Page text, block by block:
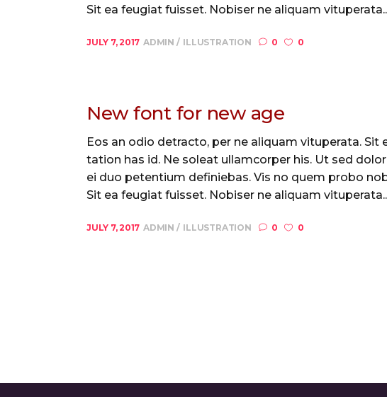
Sit ea feugiat fuisset. Nobiser ne aliquam
JULY 7, 2017 ADMIN ILLUSTRATION 0 0
New font for new age
Eos an odio detracto, per ne aliquam vituperata.
tation has id. Ne soleat ullamcorper his. Ut sed
ei duo petentium definiebas. Vis no quem probo
Sit ea feugiat fuisset. Nobiser ne aliquam
JULY 7, 2017 ADMIN ILLUSTRATION 0 0